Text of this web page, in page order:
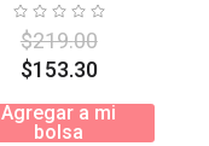
$219.00
$153.30
Agregar a mi
bolsa